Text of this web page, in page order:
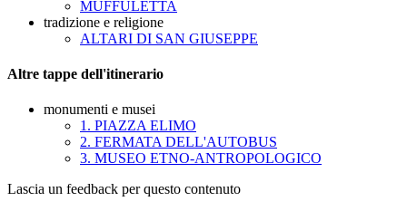
MUFFULETTA
tradizione e religione
ALTARI DI SAN GIUSEPPE
Altre tappe dell'itinerario
monumenti e musei
1. PIAZZA ELIMO
2. FERMATA DELL'AUTOBUS
3. MUSEO ETNO-ANTROPOLOGICO
Lascia un feedback per questo contenuto